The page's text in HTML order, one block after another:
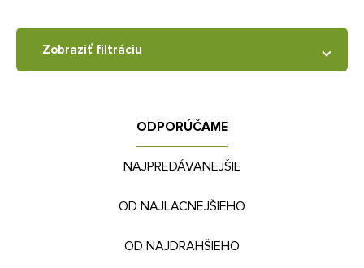
ODPORÚČAME
NAJPREDÁVANEJŠIE
OD NAJLACNEJŠIEHO
OD NAJDRAHŠIEHO
Zobraziť filtráciu